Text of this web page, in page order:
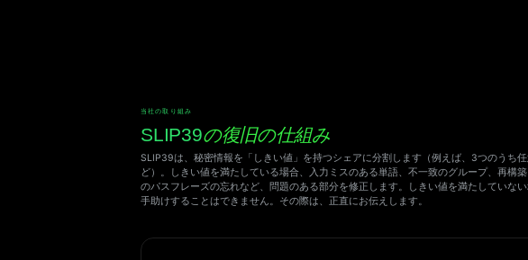
当社の取り組み
SLIP39の復旧の仕組み
SLIP39は、秘密情報を「しきい値」を持つシェアに分割します（例えば、3つのうち
ど）。しきい値を満たしている場合、入力ミスのある単語、不一致のグループ、再構
のパスフレーズの忘れなど、問題のある部分を修正します。しきい値を満たしていな
手助けすることはできません。その際は、正直にお伝えします。